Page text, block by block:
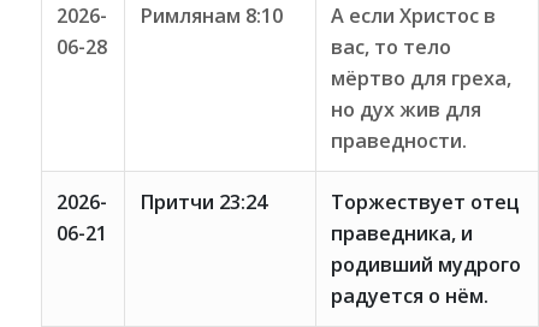
2026-
06-28
Римлянам 8:10
А если Христос в
вас, то тело
мёртво для греха,
но дух жив для
праведности.
2026-
06-21
Притчи 23:24
Торжествует отец
праведника, и
родивший мудрого
радуется о нём.